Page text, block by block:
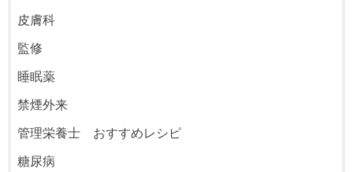
皮膚科
監修
睡眠薬
禁煙外来
管理栄養士 おすすめレシピ
糖尿病